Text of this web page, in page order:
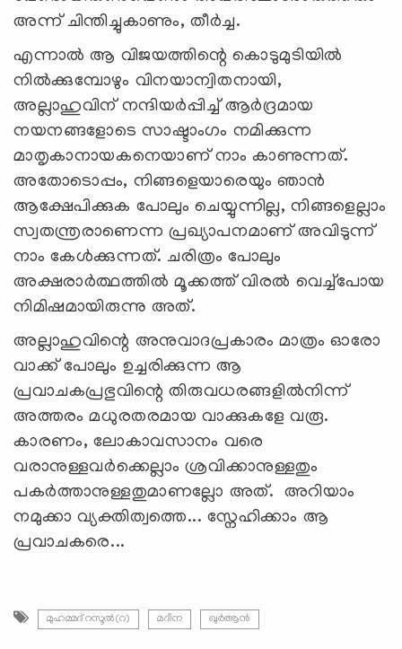
അന്ന് ചിന്തിച്ചുകാണും, തീര്‍ച്ച.
എന്നാല്‍ ആ വിജയത്തിന്റെ കൊടുമുടിയില്‍
നില്‍ക്കുമ്പോഴും വിനയാന്വിതനായി,
അല്ലാഹുവിന് നന്ദിയര്‍പ്പിച്ച് ആര്‍ദ്രമായ
നയനങ്ങളോടെ സാഷ്ടാംഗം നമിക്കുന്ന
മാതൃകാനായകനെയാണ് നാം കാണുന്നത്.
അതോടൊപ്പം, നിങ്ങളെയാരെയും ഞാന്‍
ആക്ഷേപിക്കുക പോലും ചെയ്യുന്നില്ല, നിങ്ങളെല്ലാം
സ്വതന്ത്രരാണെന്ന പ്രഖ്യാപനമാണ് അവിടുന്ന്
നാം കേള്‍ക്കുന്നത്. ചരിത്രം പോലും
അക്ഷരാര്‍ത്ഥത്തില്‍ മൂക്കത്ത് വിരല്‍ വെച്ച്പോയ
നിമിഷമായിരുന്നു അത്.
അല്ലാഹുവിന്റെ അനുവാദപ്രകാരം മാത്രം ഓരോ
വാക്ക് പോലും ഉച്ചരിക്കുന്ന ആ
പ്രവാചകപ്രഭുവിന്റെ തിരുവധരങ്ങളില്‍നിന്ന്
അത്തരം മധുരതരമായ വാക്കുകളേ വരൂ.
കാരണം, ലോകാവസാനം വരെ
വരാനുള്ളവര്‍ക്കെല്ലാം ശ്രവിക്കാനുള്ളതും
പകര്‍ത്താനുള്ളതുമാണല്ലോ അത്. അറിയാം
നമുക്കാ വ്യക്തിത്വത്തെ... സ്നേഹിക്കാം ആ
പ്രവാചകരെ...
മുഹമ്മദ് റസൂൽ(റ) മദീന ഖുര്‍ആന്‍